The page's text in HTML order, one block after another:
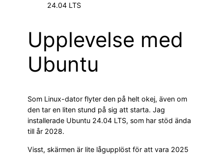
24.04 LTS
Upplevelse med
Ubuntu
Som Linux-dator flyter den på helt okej, även om
den tar en liten stund på sig att starta. Jag
installerade Ubuntu 24.04 LTS, som har stöd ända
till år 2028.
Visst, skärmen är lite lågupplöst för att vara 2025